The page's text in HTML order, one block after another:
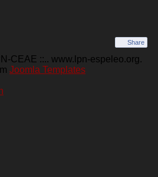
Share
CEAE ::.. www.lpn-espeleo.org.
Joomla Templates